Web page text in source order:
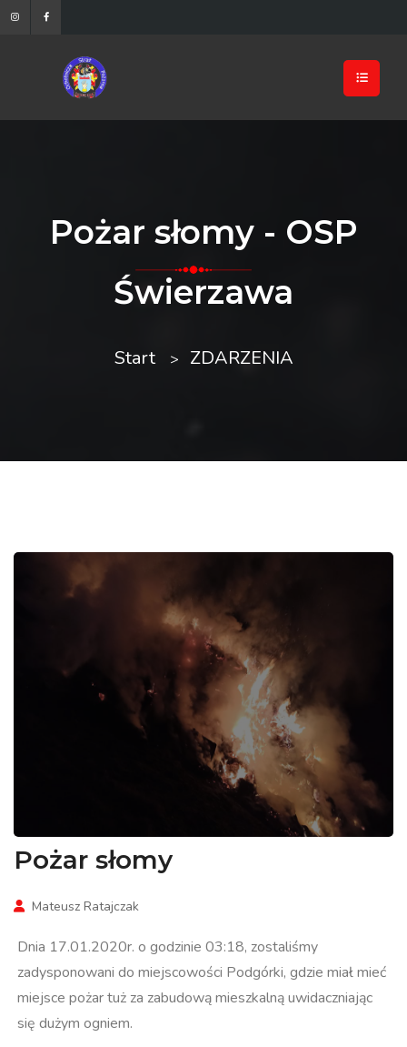
Pożar słomy - OSP
Świerzawa
Start ZDARZENIA
Pożar słomy
Mateusz Ratajczak
Dnia 17.01.2020r. o godzinie 03:18, zostaliśmy
zadysponowani do miejscowości Podgórki, gdzie miał mieć
miejsce pożar tuż za zabudową mieszkalną uwidaczniając
się dużym ogniem.